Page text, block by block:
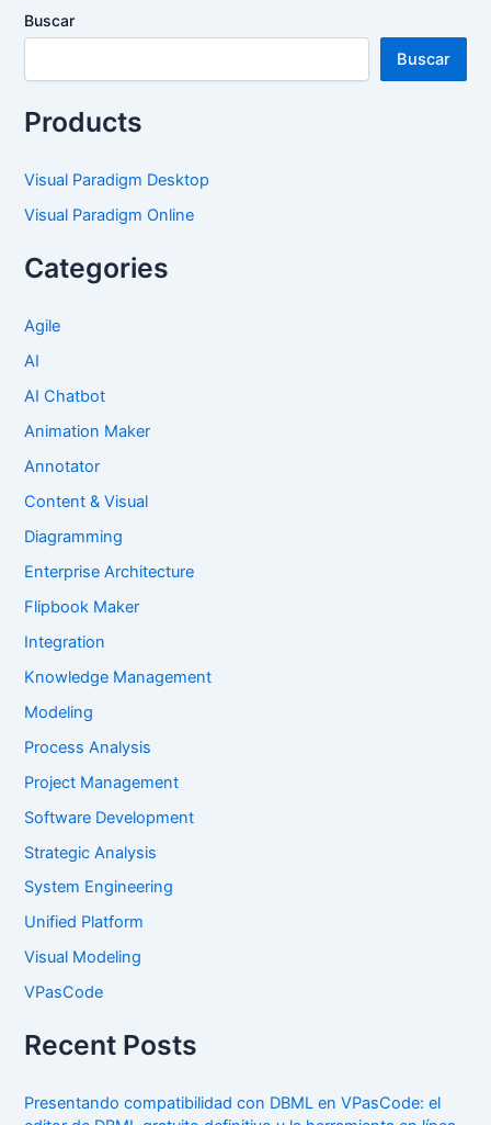
Buscar
Buscar
Products
Visual Paradigm Desktop
Visual Paradigm Online
Categories
Agile
AI
AI Chatbot
Animation Maker
Annotator
Content & Visual
Diagramming
Enterprise Architecture
Flipbook Maker
Integration
Knowledge Management
Modeling
Process Analysis
Project Management
Software Development
Strategic Analysis
System Engineering
Unified Platform
Visual Modeling
VPasCode
Recent Posts
Presentando compatibilidad con DBML en VPasCode: el